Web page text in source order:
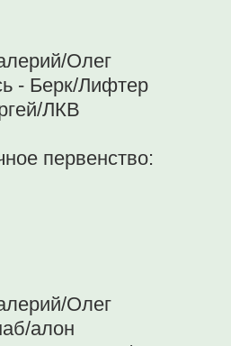
Олег
- Берк/Лифтер
ЛКВ
первенство:
Олег
алон